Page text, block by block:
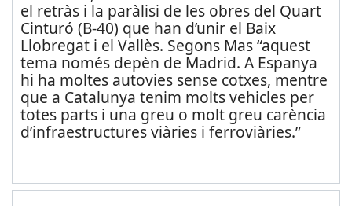
el retràs i la paràlisi de les obres del Quart
Cinturó (B-40) que han d’unir el Baix
Llobregat i el Vallès. Segons Mas “aquest
tema només depèn de Madrid. A Espanya
hi ha moltes autovies sense cotxes, mentre
que a Catalunya tenim molts vehicles per
totes parts i una greu o molt greu carència
d’infraestructures viàries i ferroviàries.”